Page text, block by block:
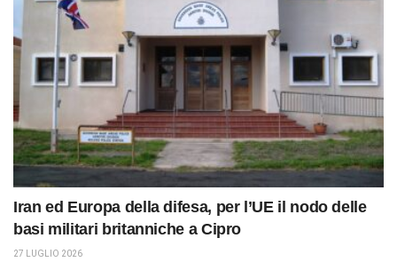
Iran ed Europa della difesa, per l’UE il nodo delle
basi militari britanniche a Cipro
27 LUGLIO 2026